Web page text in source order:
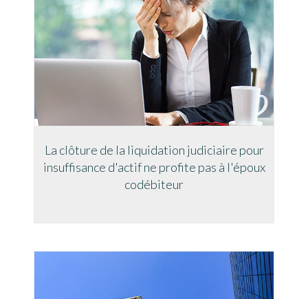
La clôture de la liquidation judiciaire pour
insuffisance d'actif ne profite pas à l'époux
codébiteur